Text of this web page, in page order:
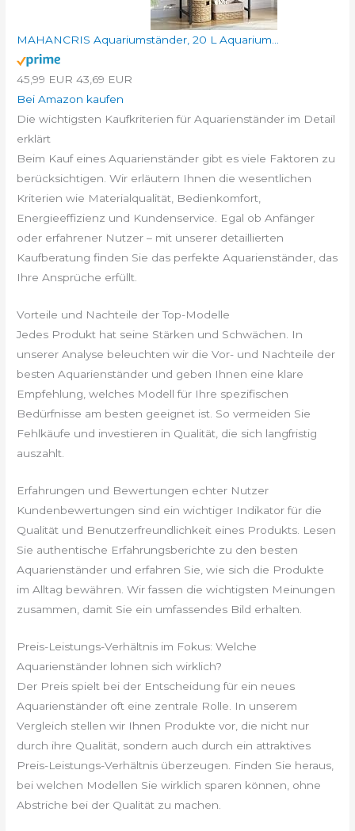
MAHANCRIS Aquariumständer, 20 L Aquarium...
45,99 EUR 43,69 EUR
Bei Amazon kaufen
Die wichtigsten Kaufkriterien für Aquarienständer im Detail
erklärt
Beim Kauf eines Aquarienständer gibt es viele Faktoren zu
berücksichtigen. Wir erläutern Ihnen die wesentlichen
Kriterien wie Materialqualität, Bedienkomfort,
Energieeffizienz und Kundenservice. Egal ob Anfänger
oder erfahrener Nutzer – mit unserer detaillierten
Kaufberatung finden Sie das perfekte Aquarienständer, das
Ihre Ansprüche erfüllt.
Vorteile und Nachteile der Top-Modelle
Jedes Produkt hat seine Stärken und Schwächen. In
unserer Analyse beleuchten wir die Vor- und Nachteile der
besten Aquarienständer und geben Ihnen eine klare
Empfehlung, welches Modell für Ihre spezifischen
Bedürfnisse am besten geeignet ist. So vermeiden Sie
Fehlkäufe und investieren in Qualität, die sich langfristig
auszahlt.
Erfahrungen und Bewertungen echter Nutzer
Kundenbewertungen sind ein wichtiger Indikator für die
Qualität und Benutzerfreundlichkeit eines Produkts. Lesen
Sie authentische Erfahrungsberichte zu den besten
Aquarienständer und erfahren Sie, wie sich die Produkte
im Alltag bewähren. Wir fassen die wichtigsten Meinungen
zusammen, damit Sie ein umfassendes Bild erhalten.
Preis-Leistungs-Verhältnis im Fokus: Welche
Aquarienständer lohnen sich wirklich?
Der Preis spielt bei der Entscheidung für ein neues
Aquarienständer oft eine zentrale Rolle. In unserem
Vergleich stellen wir Ihnen Produkte vor, die nicht nur
durch ihre Qualität, sondern auch durch ein attraktives
Preis-Leistungs-Verhältnis überzeugen. Finden Sie heraus,
bei welchen Modellen Sie wirklich sparen können, ohne
Abstriche bei der Qualität zu machen.